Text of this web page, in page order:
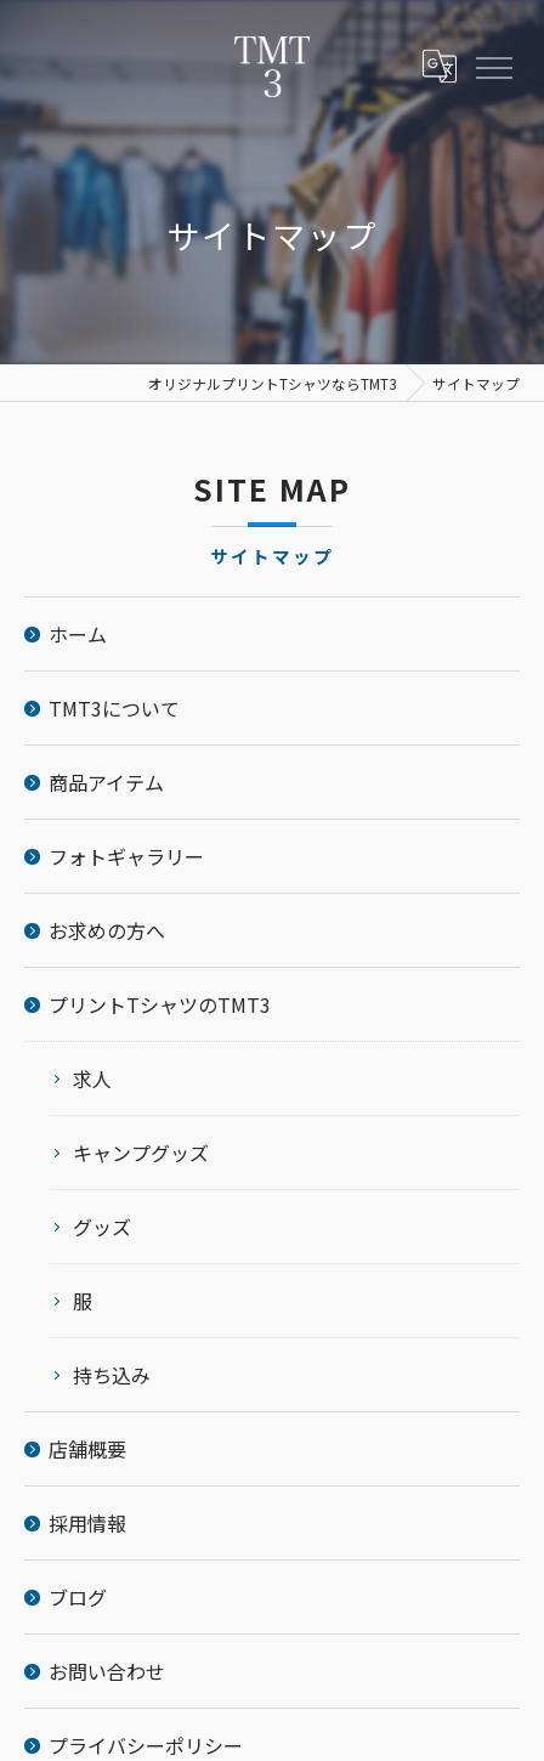
サイトマップ
オリジナルプリントTシャツならTMT3 サイトマップ
サイトマップ
SITE MAP
ホーム
TMT3について
商品アイテム
フォトギャラリー
お求めの方へ
プリントTシャツのTMT3
求人
キャンプグッズ
グッズ
服
持ち込み
店舗概要
採用情報
ブログ
お問い合わせ
プライバシーポリシー